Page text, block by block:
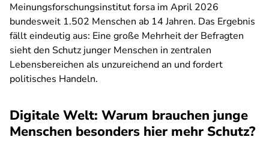
Meinungsforschungsinstitut forsa im April 2026
bundesweit 1.502 Menschen ab 14 Jahren. Das Ergebnis
fällt eindeutig aus: Eine große Mehrheit der Befragten
sieht den Schutz junger Menschen in zentralen
Lebensbereichen als unzureichend an und fordert
politisches Handeln.
Digitale Welt: Warum brauchen junge
Menschen besonders hier mehr Schutz?